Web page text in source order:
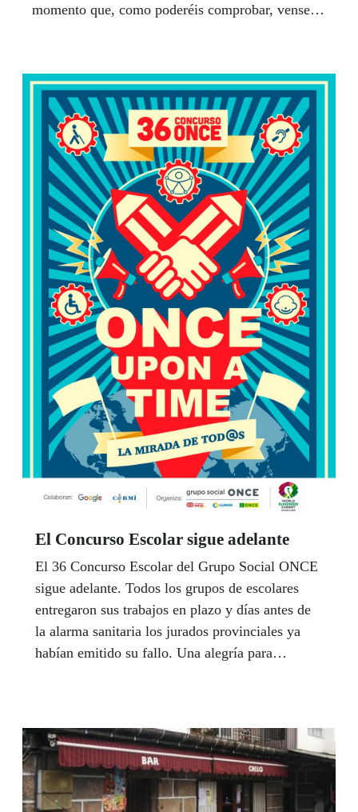
momento que, como poderéis comprobar, vense
El Concurso Escolar sigue adelante
El 36 Concurso Escolar del Grupo Social ONCE
sigue adelante. Todos los grupos de escolares
entregaron sus trabajos en plazo y días antes de
la alarma sanitaria los jurados provinciales ya
habían emitido su fallo. Una alegría para
del previsto.